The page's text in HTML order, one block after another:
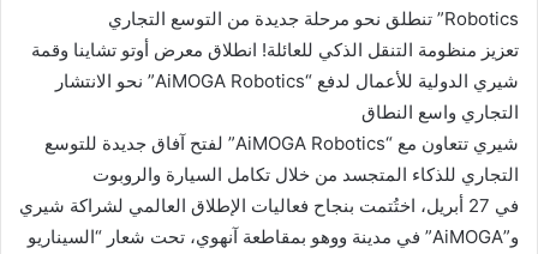
Robotics” تنطلق نحو مرحلة جديدة من التوسع التجاري
تعزيز منظومة التنقل الذكي للعائلة! انطلاق معرض أوتو تشاينا وقمة
شيري الدولية للأعمال لدفع “AiMOGA Robotics” نحو الانتشار
التجاري واسع النطاق
شيري تتعاون مع “AiMOGA Robotics” لفتح آفاق جديدة للتوسع
التجاري للذكاء المتجسد من خلال تكامل السيارة والروبوت
في 27 أبريل، اختُتمت بنجاح فعاليات الإطلاق العالمي لشراكة شيري
و”AiMOGA” في مدينة ووهو بمقاطعة آنهوي، تحت شعار “السيناريو